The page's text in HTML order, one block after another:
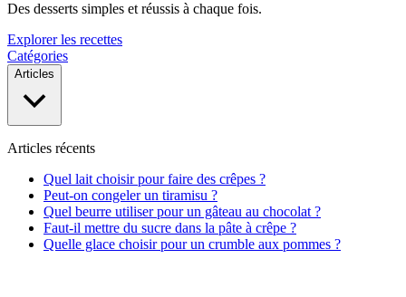
Des desserts simples et réussis à chaque fois.
Explorer les recettes
Catégories
Articles
Articles récents
Quel lait choisir pour faire des crêpes ?
Peut-on congeler un tiramisu ?
Quel beurre utiliser pour un gâteau au chocolat ?
Faut-il mettre du sucre dans la pâte à crêpe ?
Quelle glace choisir pour un crumble aux pommes ?